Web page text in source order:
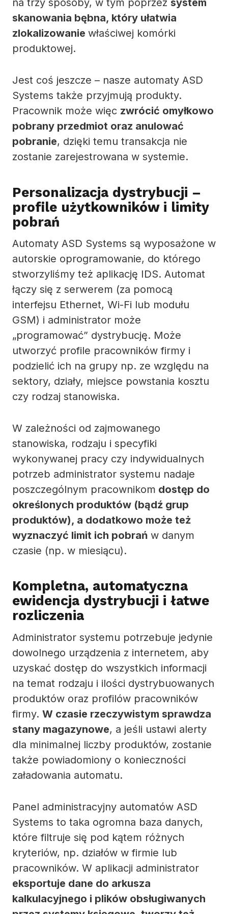
na trzy sposoby, w tym poprzez system
skanowania bębna, który ułatwia
zlokalizowanie właściwej komórki
produktowej.
Jest coś jeszcze – nasze automaty ASD
Systems także przyjmują produkty.
Pracownik może więc zwrócić omyłkowo
pobrany przedmiot oraz anulować
pobranie, dzięki temu transakcja nie
zostanie zarejestrowana w systemie.
Personalizacja dystrybucji –
profile użytkowników i limity
pobrań
Automaty ASD Systems są wyposażone w
autorskie oprogramowanie, do którego
stworzyliśmy też aplikację IDS. Automat
łączy się z serwerem (za pomocą
interfejsu Ethernet, Wi-Fi lub modułu
GSM) i administrator może
„programować” dystrybucję. Może
utworzyć profile pracowników firmy i
podzielić ich na grupy np. ze względu na
sektory, działy, miejsce powstania kosztu
czy rodzaj stanowiska.
W zależności od zajmowanego
stanowiska, rodzaju i specyfiki
wykonywanej pracy czy indywidualnych
potrzeb administrator systemu nadaje
poszczególnym pracownikom dostęp do
określonych produktów (bądź grup
produktów), a dodatkowo może też
wyznaczyć limit ich pobrań w danym
czasie (np. w miesiącu).
Kompletna, automatyczna
ewidencja dystrybucji i łatwe
rozliczenia
Administrator systemu potrzebuje jedynie
dowolnego urządzenia z internetem, aby
uzyskać dostęp do wszystkich informacji
na temat rodzaju i ilości dystrybuowanych
produktów oraz profilów pracowników
firmy. W czasie rzeczywistym sprawdza
stany magazynowe, a jeśli ustawi alerty
dla minimalnej liczby produktów, zostanie
także powiadomiony o konieczności
załadowania automatu.
Panel administracyjny automatów ASD
Systems to taka ogromna baza danych,
które filtruje się pod kątem różnych
kryteriów, np. działów w firmie lub
pracowników. W aplikacji administrator
eksportuje dane do arkusza
kalkulacyjnego i plików obsługiwanych